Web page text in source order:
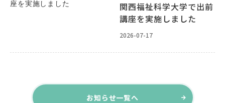
関西福祉科学大学で出前
講座を実施しました
2026-07-17
お知らせ一覧へ